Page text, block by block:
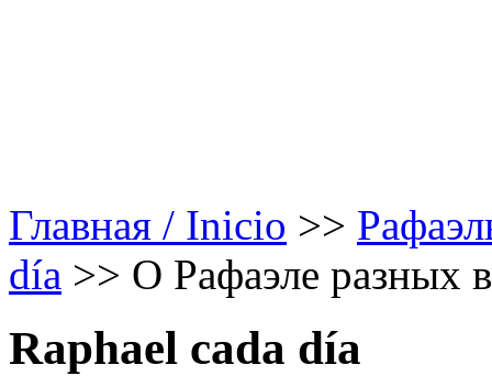
Главная / Inicio >>
día >> О Рафаэле разных
Raphael cada día